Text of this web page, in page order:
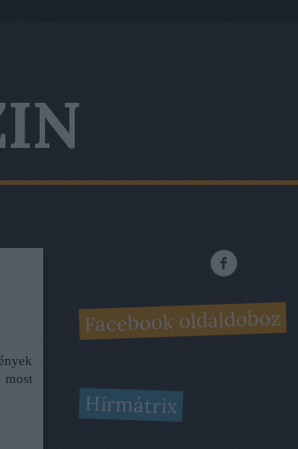
most
Facebook oldaldoboz
Hírmátrix